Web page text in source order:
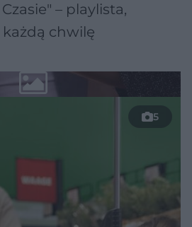
– playlista,
chwilę
5